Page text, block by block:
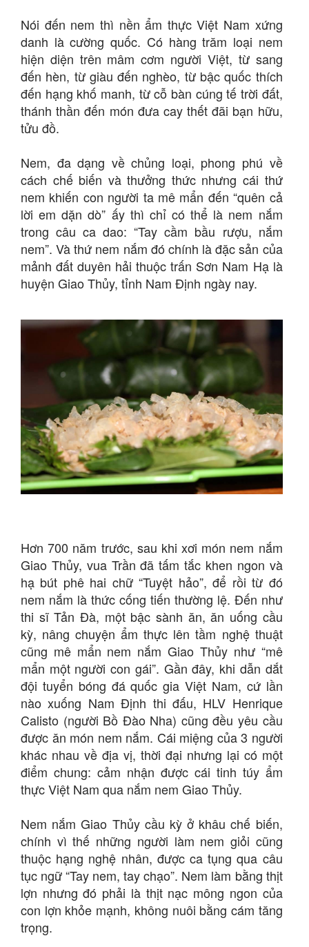
Nói đến nem thì nền ẩm thực Việt Nam xứng
danh là cường quốc. Có hàng trăm loại nem
hiện diện trên mâm cơm người Việt, từ sang
đến hèn, từ giàu đến nghèo, từ bậc quốc thích
đến hạng khố manh, từ cỗ bàn cúng tế trời đất,
thánh thần đến món đưa cay thết đãi bạn hữu,
tửu đồ.
Nem, đa dạng về chủng loại, phong phú về
cách chế biến và thưởng thức nhưng cái thứ
nem khiến con người ta mê mẩn đến “quên cả
lời em dặn dò” ấy thì chỉ có thể là nem nắm
trong câu ca dao: “Tay cầm bầu rượu, nắm
nem”. Và thứ nem nắm đó chính là đặc sản của
mảnh đất duyên hải thuộc trấn Sơn Nam Hạ là
huyện Giao Thủy, tỉnh Nam Định ngày nay.
Hơn 700 năm trước, sau khi xơi món nem nắm
Giao Thủy, vua Trần đã tấm tắc khen ngon và
hạ bút phê hai chữ “Tuyệt hảo”, để rồi từ đó
nem nắm là thức cống tiến thường lệ. Đến như
thi sĩ Tản Đà, một bậc sành ăn, ăn uống cầu
kỳ, nâng chuyện ẩm thực lên tầm nghệ thuật
cũng mê mẩn nem nắm Giao Thủy như “mê
mẩn một người con gái”. Gần đây, khi dẫn dắt
đội tuyển bóng đá quốc gia Việt Nam, cứ lần
nào xuống Nam Định thi đấu, HLV Henrique
Calisto (người Bồ Đào Nha) cũng đều yêu cầu
được ăn món nem nắm. Cái miệng của 3 người
khác nhau về địa vị, thời đại nhưng lại có một
điểm chung: cảm nhận được cái tinh túy ẩm
thực Việt Nam qua nắm nem Giao Thủy.
Nem nắm Giao Thủy cầu kỳ ở khâu chế biến,
chính vì thế những người làm nem giỏi cũng
thuộc hạng nghệ nhân, được ca tụng qua câu
tục ngữ “Tay nem, tay chạo”. Nem làm bằng thịt
lợn nhưng đó phải là thịt nạc mông ngon của
con lợn khỏe mạnh, không nuôi bằng cám tăng
trọng.